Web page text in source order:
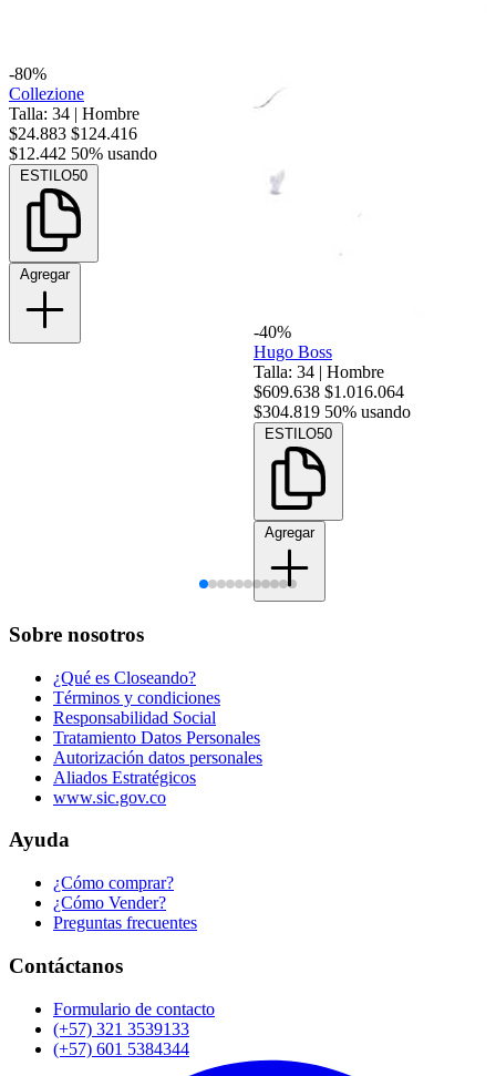
-80%
Collezione
Talla: 34 | Hombre
$24.883 $124.416
$12.442 50% usando
ESTILO50
Agregar
-40%
Hugo Boss
Talla: 34 | Hombre
$609.638 $1.016.064
$304.819 50% usando
ESTILO50
Agregar
Sobre nosotros
¿Qué es Closeando?
Términos y condiciones
Responsabilidad Social
Tratamiento Datos Personales
Autorización datos personales
Aliados Estratégicos
www.sic.gov.co
Ayuda
¿Cómo comprar?
¿Cómo Vender?
Preguntas frecuentes
Contáctanos
Formulario de contacto
(+57) 321 3539133
(+57) 601 5384344